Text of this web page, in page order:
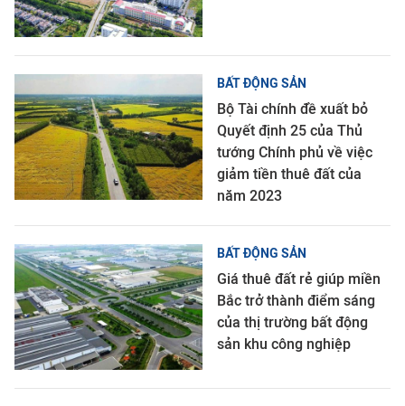
BẤT ĐỘNG SẢN
Bộ Tài chính đề xuất bỏ
Quyết định 25 của Thủ
tướng Chính phủ về việc
giảm tiền thuê đất của
năm 2023
BẤT ĐỘNG SẢN
Giá thuê đất rẻ giúp miền
Bắc trở thành điểm sáng
của thị trường bất động
sản khu công nghiệp